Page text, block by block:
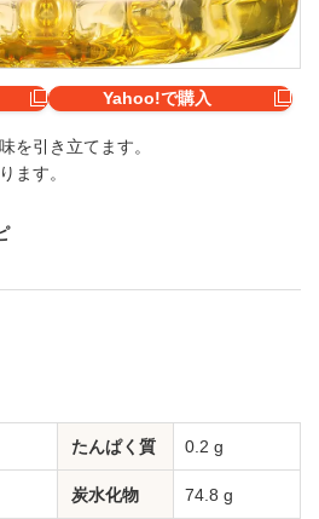
Yahoo!で購入
を引き立てます。
ます。
たんぱく質 0.2 g
炭水化物 74.8 g